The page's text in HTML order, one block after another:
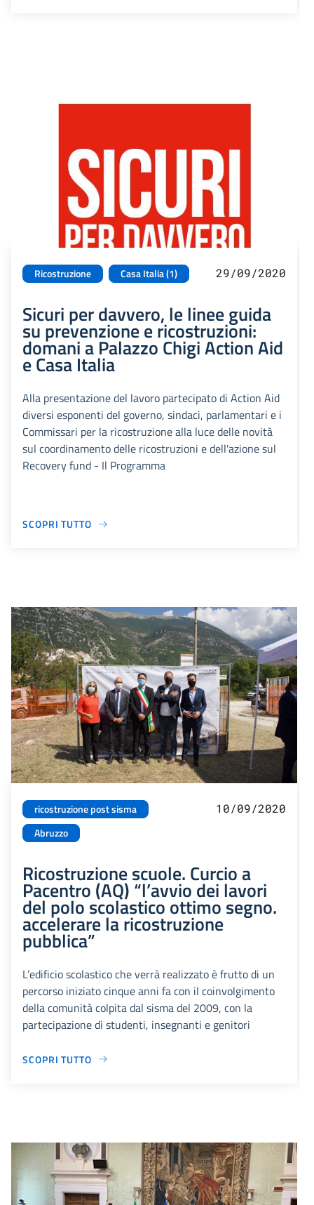
Ricostruzione Casa Italia (1) 29/09/2020
Sicuri per davvero, le linee guida
su prevenzione e ricostruzioni:
domani a Palazzo Chigi Action Aid
e Casa Italia
Alla presentazione del lavoro partecipato di Action Aid
diversi esponenti del governo, sindaci, parlamentari e i
Commissari per la ricostruzione alla luce delle novità
sul coordinamento delle ricostruzioni e dell'azione sul
Recovery fund - Il Programma
SCOPRI TUTTO
ricostruzione post sisma
Abruzzo
10/09/2020
Ricostruzione scuole. Curcio a
Pacentro (AQ) “l’avvio dei lavori
del polo scolastico ottimo segno.
accelerare la ricostruzione
pubblica”
L’edificio scolastico che verrà realizzato è frutto di un
percorso iniziato cinque anni fa con il coinvolgimento
della comunità colpita dal sisma del 2009, con la
partecipazione di studenti, insegnanti e genitori
SCOPRI TUTTO